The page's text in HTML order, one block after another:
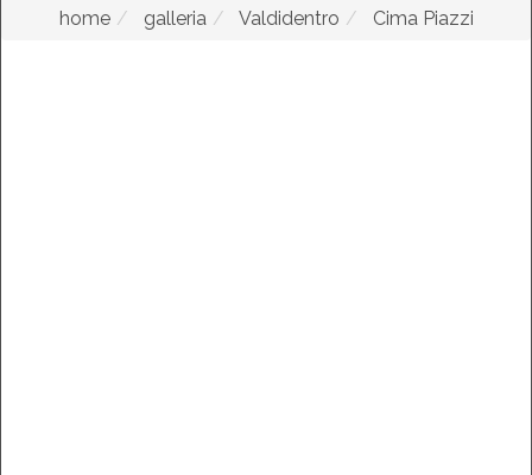
home galleria Valdidentro Cima Piazzi